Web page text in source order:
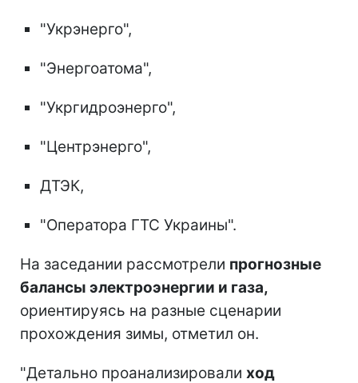
"Укрэнерго",
"Энергоатома",
"Укргидроэнерго",
"Центрэнерго",
ДТЭК,
"Оператора ГТС Украины".
На заседании рассмотрели прогнозные
балансы электроэнергии и газа,
ориентируясь на разные сценарии
прохождения зимы, отметил он.
"Детально проанализировали ход